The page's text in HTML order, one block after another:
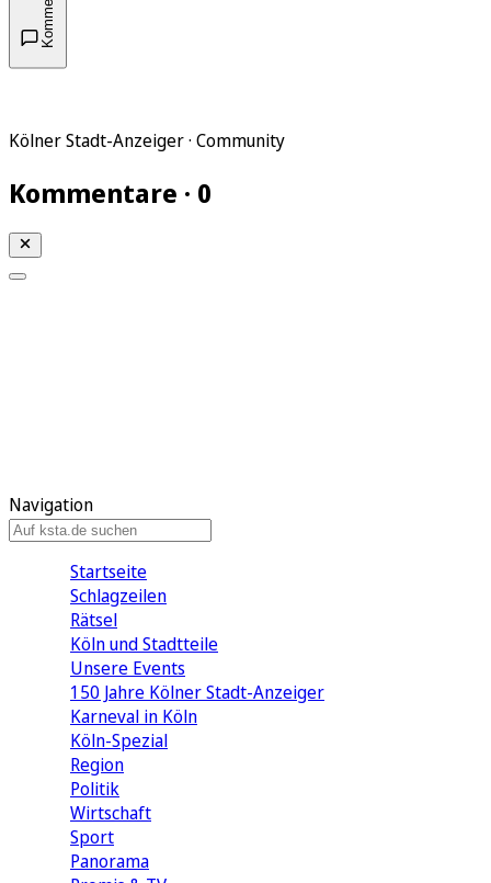
Kölner Stadt-Anzeiger · Community
Kommentare · 0
Navigation
Startseite
Schlagzeilen
Rätsel
Köln und Stadtteile
Unsere Events
150 Jahre Kölner Stadt-Anzeiger
Karneval in Köln
Köln-Spezial
Region
Politik
Wirtschaft
Sport
Panorama